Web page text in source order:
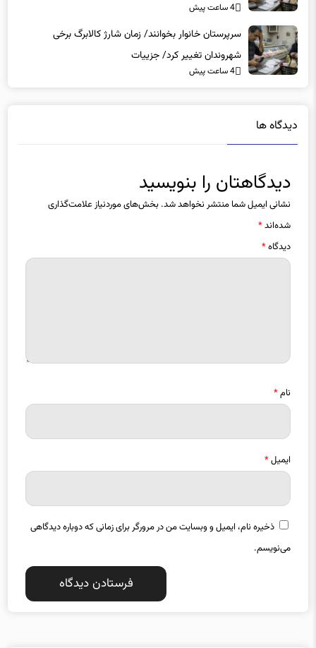
سرپرستان خانوار بخوانند/ زمان شارژ کالابرگ برخی
شهروندان تغییر کرد/ جزییات
نشانی ایمیل شما منتشر نخواهد شد.بخش‌های موردنیاز علامت‌گذاری
شده‌اند*
دیدگاه*
ایمیل*
ذخیره نام، ایمیل و وبسایت من در مرورگر برای زمانی که دوباره دیدگاهی
می‌نویسم.